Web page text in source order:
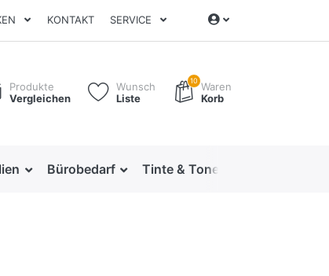
KONTAKT SERVICE
Produkte
Vergleichen
Wunsch
Liste
10 Waren
Korb
Bürobedarf Tinte & Toner